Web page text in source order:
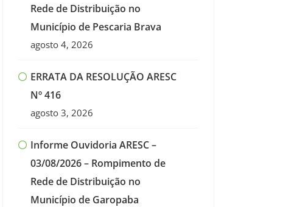
Rede de Distribuição no
Município de Pescaria Brava
agosto 4, 2026
ERRATA DA RESOLUÇÃO ARESC
Nº 416
agosto 3, 2026
Informe Ouvidoria ARESC –
03/08/2026 – Rompimento de
Rede de Distribuição no
Município de Garopaba